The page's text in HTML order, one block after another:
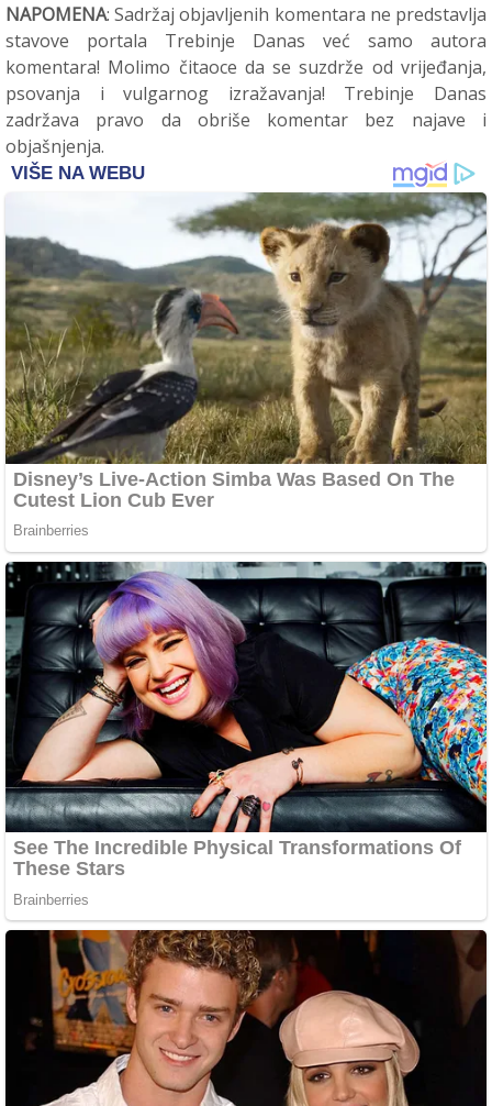
NAPOMENA: Sadržaj objavljenih komentara ne predstavlja
stavove portala Trebinje Danas već samo autora
komentara! Molimo čitaoce da se suzdrže od vrijeđanja,
psovanja i vulgarnog izražavanja! Trebinje Danas
zadržava pravo da obriše komentar bez najave i
objašnjenja.